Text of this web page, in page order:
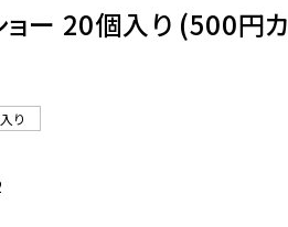
ョー 20個入り (500円カ
り